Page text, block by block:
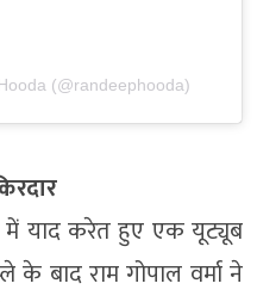
(@randeephooda)
में याद करेत हुए एक यूट्यूब
के बाद राम गोपाल वर्मा ने